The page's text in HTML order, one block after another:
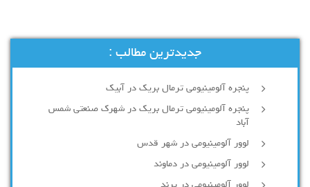
جدیدترین مطالب :
پنجره آلومینیومی ترمال بریک در آبیک
پنجره آلومینیومی ترمال بریک در شهرک صنعتی شمس
آباد
لوور آلومینیومی در شهر قدس
لوور آلومینیومی در دماوند